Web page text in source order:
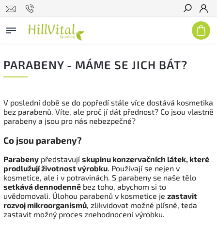
Hledat
PARABENY - MÁME SE JICH BÁT?
V poslední době se do popředí stále více dostává kosmetika
bez parabenů. Víte, ale proč jí dát přednost? Co jsou vlastně
parabeny a jsou pro nás nebezpečné?
Co jsou parabeny?
Parabeny představujískupinu konzervačních látek, které
prodlužují životnost výrobku. Používají se nejen v
kosmetice, ale i v potravinách. S parabeny se naše tělo
setkává dennodenně bez toho, abychom si to
uvědomovali. Úlohou parabenů v kosmetice je zastavit
rozvoj mikroorganismů, zlikvidovat možné plísně, teda
zastavit možný proces znehodnocení výrobku.